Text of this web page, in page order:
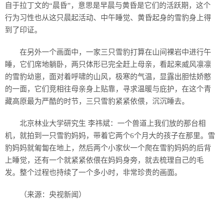
自于拉丁文的“晨昏”，意思是早晨与黄昏是它们的活跃期，这个
行为习性也从这只晨起活动、中午睡觉、黄昏起身的雪豹身上得
到了印证。
在另外一个画面中，一家三只雪豹打算在山间裸岩中进行午
睡，它们席地躺卧，两只体形已完全赶上母亲，看起来威风凛凛
的雪豹幼崽，面对着呼啸的山风，极寒的气温，显露出胆怯娇憨
的一面，它们竞相往母亲身上贴靠，寻求温暖与庇护，在这个青
藏高原最为严酷的时节，三只雪豹紧紧依偎，沉沉睡去。
北京林业大学研究生 李祎斌：一个兽道上我们放的那台相
机，就拍到一只雪豹妈妈，带着它两个6个月大的孩子在那里。雪
豹妈妈就匍匐在地上，然后两个小家伙一个爬在雪豹妈妈的后背
上睡觉，还有一个就紧紧依偎在妈妈身旁，就去梳理自己的毛
发。整个过程也持续了一个多小时，非常珍贵的画面。
（来源：央视新闻）